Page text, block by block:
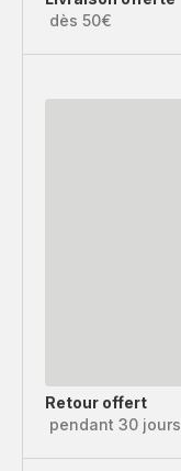
dès 50€
Retour offert
pendant 30 jours